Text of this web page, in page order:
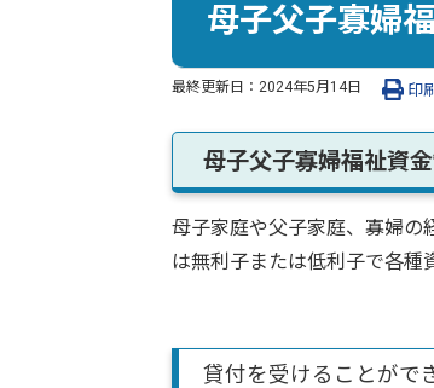
母子父子寡婦
最終更新日： 2024年5月14日 印刷
母子父子寡婦福祉資
母子家庭や父子家庭、寡婦の
は無利子または低利子で各種
貸付を受けることがで